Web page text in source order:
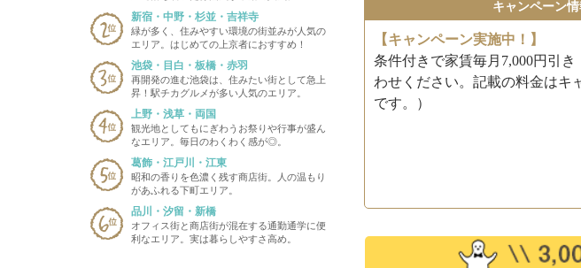
キャンペーン情
【キャンペーン実施中！】
条件付きで家賃毎月7,000円引
わせください。記載の料金はキ
です。）
新宿・中野・杉並・吉祥寺
緑が多く、住みやすい環境の街並みが人気の
エリア。はじめての上京者におすすめ！
池袋・目白・板橋・赤羽
再開発の進む池袋は、住みたい街として急上
昇！駅チカグルメが多い人気のエリア。
上野・浅草・両国
観光地としてもにぎわうお祭りや行事が盛ん
なエリア。毎日のわくわく感が◎。
葛飾・江戸川・江東
昭和の香りを色濃く残す商店街。人の温もり
があふれる下町エリア。
品川・汐留・新橋
オフィス街と商店街が混在する通勤通学に便
利なエリア。実は暮らしやすさ高め。